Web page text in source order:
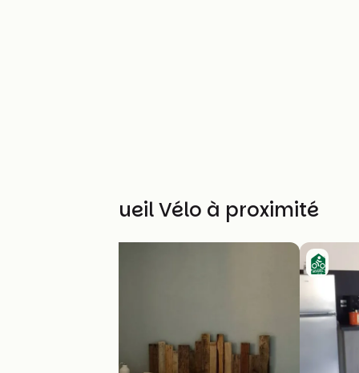
Autres Accueil Vélo à proximité